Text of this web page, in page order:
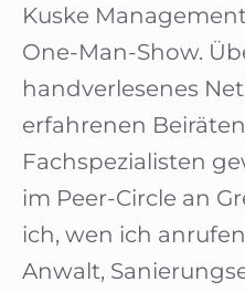
Kuske
One-Man-Show.
handverlesenes
erfahrenen
Fachspezialisten
im Peer-Circle an
ich, wen ich
Anwalt,